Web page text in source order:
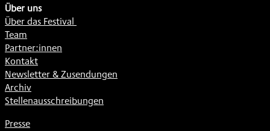
Über uns
Über das Festival
Team
Partner:innen
Kontakt
Newsletter & Zusendungen
Archiv
Stellenausschreibungen
Presse